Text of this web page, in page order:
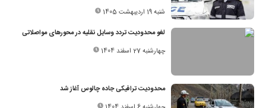
شنبه 19 اردیبهشت 1405
لغو محدودیت تردد وسایل نقلیه در محورهای مواصلاتی
چهارشنبه 27 اسفند 1404
محدودیت ترافیکی جاده چالوس آغاز شد